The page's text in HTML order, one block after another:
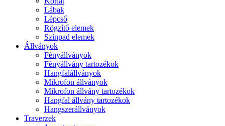
Lábak
Lépcső
Rögzítő elemek
Színpad elemek
Állványok
Fényállványok
Fényállvány tartozékok
Hangfalállványok
Mikrofon állványok
Mikrofon állvány tartozékok
Hangfal állvány tartozékok
Hangszerállványok
Traverzek